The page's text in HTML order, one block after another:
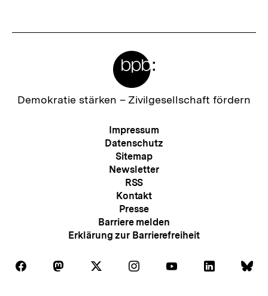
Zur
Demokratie stärken – Zivilgesellschaft fördern
Meta-
Navigation
Impressum
Datenschutz
Sitemap
Newsletter
RSS
Kontakt
Presse
Barriere melden
Erklärung zur Barrierefreiheit
Folgen
Auf
Folgen Folgen Folgen
Auf
Folgen Folgen